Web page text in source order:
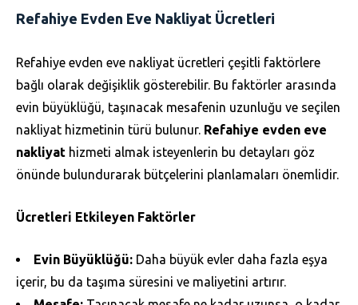
Refahiye Evden Eve Nakliyat Ücretleri
Refahiye evden eve nakliyat ücretleri çeşitli faktörlere
bağlı olarak değişiklik gösterebilir. Bu faktörler arasında
evin büyüklüğü, taşınacak mesafenin uzunluğu ve seçilen
nakliyat hizmetinin türü bulunur. Refahiye evden eve
nakliyat hizmeti almak isteyenlerin bu detayları göz
önünde bulundurarak bütçelerini planlamaları önemlidir.
Ücretleri Etkileyen Faktörler
Evin Büyüklüğü: Daha büyük evler daha fazla eşya
içerir, bu da taşıma süresini ve maliyetini artırır.